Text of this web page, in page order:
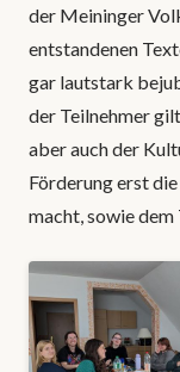
der Meininger
entstandenen
gar lautstark
der Teilnehmer
aber auch der
Förderung erst
macht, sowie